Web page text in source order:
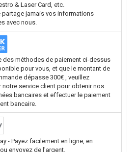
& Laser Card, etc.
partage jamais vos informations
avec nous.
des méthodes de paiement ci-dessus
pour vous, et que le montant de
dépasse 300€ , veuillez
notre service client pour obtenir nos
bancaires et effectuer le paiement
bancaire.
- Payez facilement en ligne, en
envoyez de l'argent.